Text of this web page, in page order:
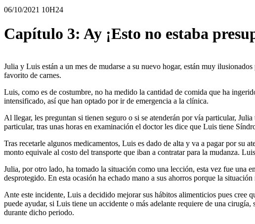
06/10/2021 10H24
Capítulo 3: Ay ¡Esto no estaba
Julia y Luis están a un mes de mudarse a su nuevo hogar, están muy
favorito de carnes.
Luis, como es de costumbre, no ha medido la cantidad de comida que ha
intensificado, así que han optado por ir de emergencia a la clínica.
Al llegar, les preguntan si tienen seguro o si se atenderán por vía particular,
particular, tras unas horas en examinación el doctor les dice que Luis tiene
Tras recetarle algunos medicamentos, Luis es dado de alta y va a pagar por su
monto equivale al costo del transporte que iban a contratar para la mudanza.
Julia, por otro lado, ha tomado la situación como una lección, esta vez fue una
desprotegido. En esta ocasión ha echado mano a sus ahorros porque la
Ante este incidente, Luis a decidido mejorar sus hábitos alimenticios pues cree
puede ayudar, si Luis tiene un accidente o más adelante requiere de una
durante dicho periodo.